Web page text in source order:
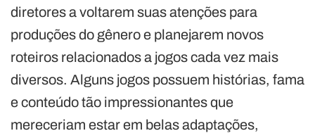
diretores a voltarem suas atenções para
produções do gênero e planejarem novos
roteiros relacionados a jogos cada vez mais
diversos. Alguns jogos possuem histórias, fama
e conteúdo tão impressionantes que
mereceriam estar em belas adaptações,